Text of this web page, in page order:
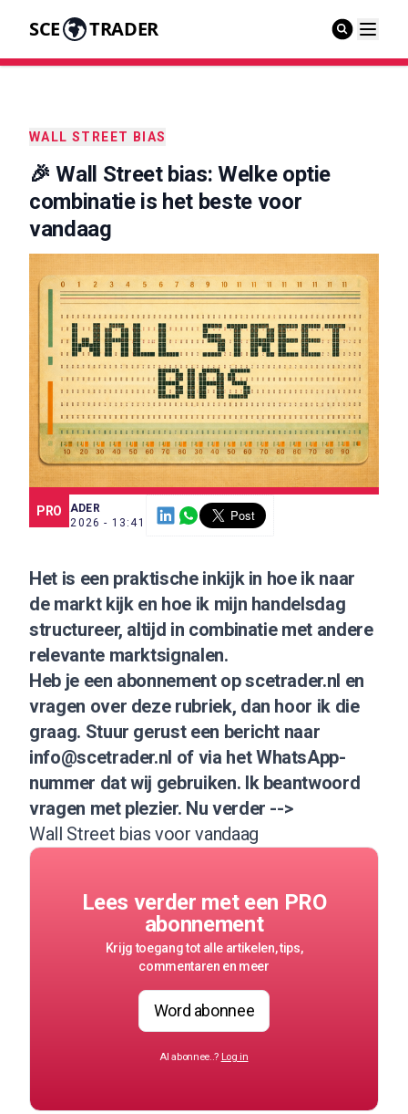
SCE TRADER
WALL STREET BIAS
🎉 Wall Street bias: Welke optie
combinatie is het beste voor
vandaag
PRO
SCE TRADER
1 JUL. 2026 - 13:41
Het is een praktische inkijk in hoe ik naar
de markt kijk en hoe ik mijn handelsdag
structureer, altijd in combinatie met andere
relevante marktsignalen.
Heb je een abonnement op scetrader.nl en
vragen over deze rubriek, dan hoor ik die
graag. Stuur gerust een bericht naar
info@scetrader.nl of via het WhatsApp-
nummer dat wij gebruiken. Ik beantwoord
vragen met plezier. Nu verder -->
Wall Street bias voor vandaag
Lees verder met een PRO
abonnement
Krijg toegang tot alle artikelen, tips,
commentaren en meer
Word abonnee
Al abonnee..? Log in